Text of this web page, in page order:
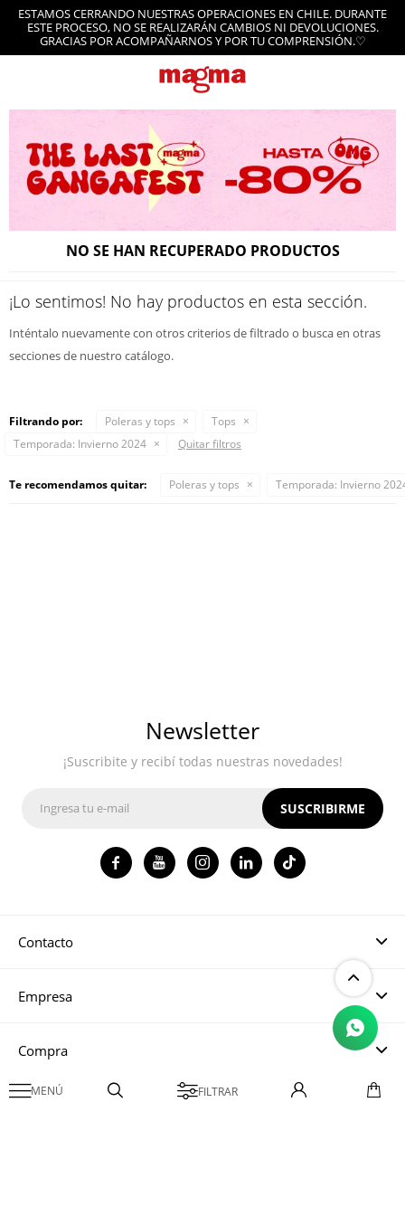
ESTAMOS CERRANDO NUESTRAS OPERACIONES EN CHILE. DURANTE
ESTE PROCESO, NO SE REALIZARÁN CAMBIOS NI DEVOLUCIONES.
GRACIAS POR ACOMPAÑARNOS Y POR TU COMPRENSIÓN.♡

NO SE HAN RECUPERADO PRODUCTOS
¡Lo sentimos! No hay productos en esta sección.
Inténtalo nuevamente con otros criterios de filtrado o busca en otras
secciones de nuestro catálogo.
Filtrando por: Poleras y tops
Tops
Temporada: Invierno 2024 Quitar filtros
Te recomendamos quitar: Poleras y tops Temporada: Invierno
Contacto
Empresa
Compra
Mi cuenta
Newsletter
¡Suscribite y recibí todas nuestras novedades!
SUSCRIBIRME
   